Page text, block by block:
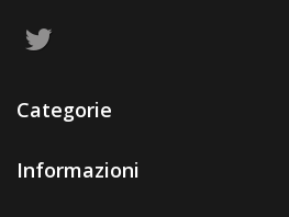
Categorie
Informazioni